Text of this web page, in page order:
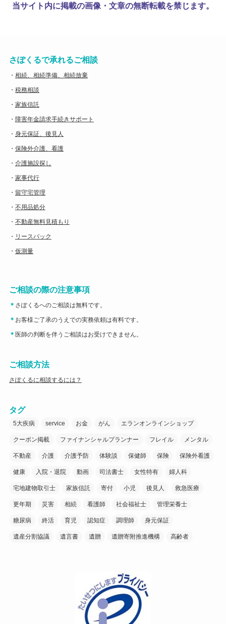
当サイト内に掲載の画像・文章の無断転載を禁じます。
さぽくるで承れるご相談
・ 相続、相続準備、相続放棄
・ 税務相談
・ 家族信託
・ 障害年金請求手続きサポート
・ 身元保証、後見人
・ 保険外介護、看護
・ 介護施設探し
・ 家事代行
・ 留守宅管理
・ 不用品処分
・ 不動産無料見積もり
・ リースバック
・ 仮測量
ご相談の際の注意事項
＊ さぽくるへのご相談は無料です。
＊ お客様ご了承のうえでの実務依頼は有料です。
＊ 医師の判断を伴うご相談はお受けできません。
ご相談方法
さぽくるに相談するには？
タグ
5大疾病 service お金 がん エランオンラインショップ
クーポン掲載 ファイナンシャルプランナー フレイル メンタル
不動産 介護 介護予防 体験談 保健師 保険 保険外看護
健康 入院・退院 動画 司法書士 女性特有 婦人科
宅地建物取引士 家族信託 寄付 小児 後見人 救急医療
更年期 災害 相続 看護師 社会福祉士 管理栄養士
糖尿病 終活 育児 認知症 調理師 身元保証
遺産分割協議 遺言書 遺贈 遺贈寄附推進機構 高齢者